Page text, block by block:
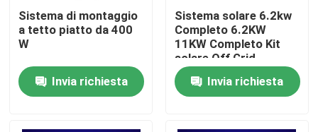
Casa.
Prodotti
Video
Sistema di montaggio
a tetto piatto da 400
W
Invia richiesta
Sistema solare 6.2kw
Completo 6.2KW
11KW Completo Kit
solare Off Grid
Sistema di pannelli
solari per la casa
Sistema di energia
Invia richiesta